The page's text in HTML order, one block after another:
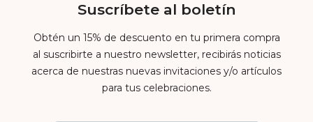
Suscríbete al boletín
Obtén un 15% de descuento en tu primera compra
al suscribirte a nuestro newsletter, recibirás noticias
acerca de nuestras nuevas invitaciones y/o artículos
para tus celebraciones.